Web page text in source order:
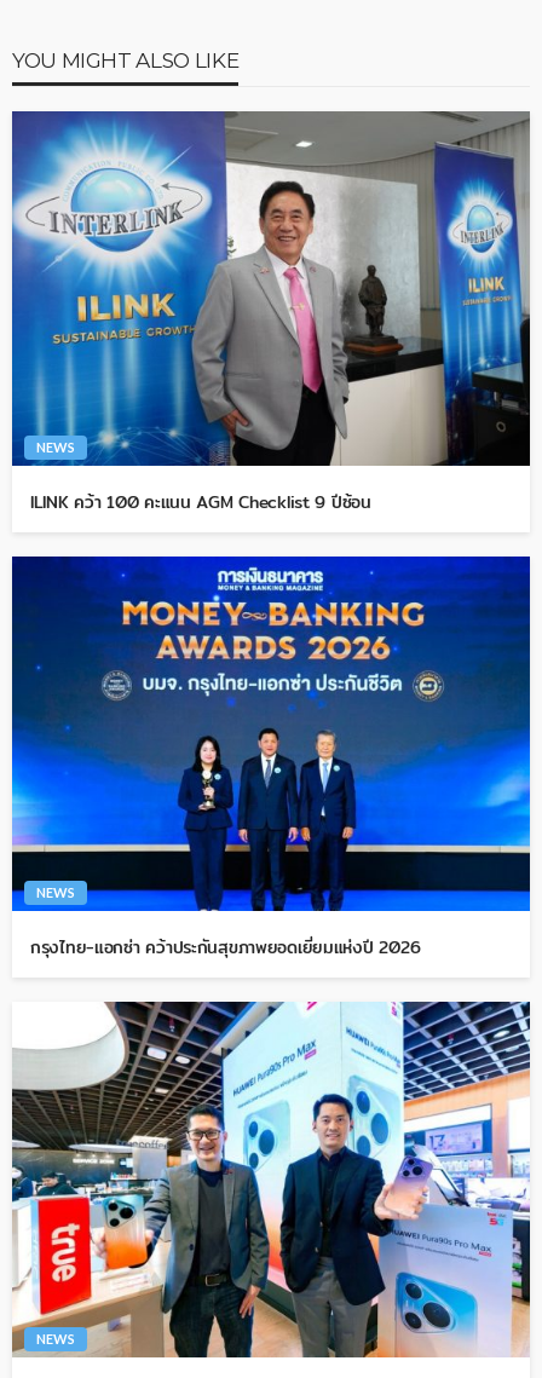
YOU MIGHT ALSO LIKE
NEWS
ILINK คว้า 100 คะแนน AGM Checklist 9 ปีซ้อน
NEWS
กรุงไทย-แอกซ่า คว้าประกันสุขภาพยอดเยี่ยมแห่งปี 2026
NEWS